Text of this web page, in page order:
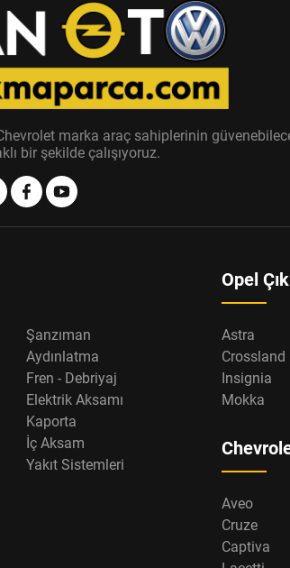
marka araç sahiplerinin
bir şekilde çalışıyoruz.
Şanzıman
Aydınlatma
Fren - Debriyaj
Elektrik Aksamı
Kaporta
İç Aksam
Yakıt Sistemleri
Opel
Astra
Crossland
Insignia
Mokka
Aveo
Cruze
Captiva